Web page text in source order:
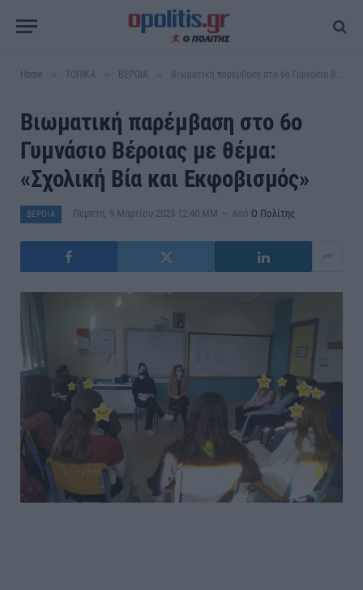
Home ΤΟΠΙΚΑ ΒΕΡΟΙΑ Βιωματική παρέμβαση στο 6ο Γυμνάσιο Βέροιας με θέμα: «Σχολική Βία και Εκφοβισμός»
Βιωματική παρέμβαση στο 6ο
Γυμνάσιο Βέροιας με θέμα:
«Σχολική Βία και Εκφοβισμός»
ΒΕΡΟΙΑ Πέμπτη, 9 Μαρτίου 2023 12:40 ΜΜ Από Ο Πολίτης